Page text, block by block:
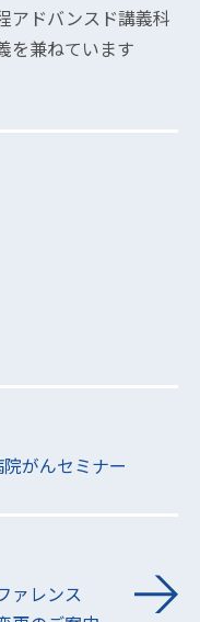
アドバンスド講義科
を兼ねています
がんセミナー
ァレンス